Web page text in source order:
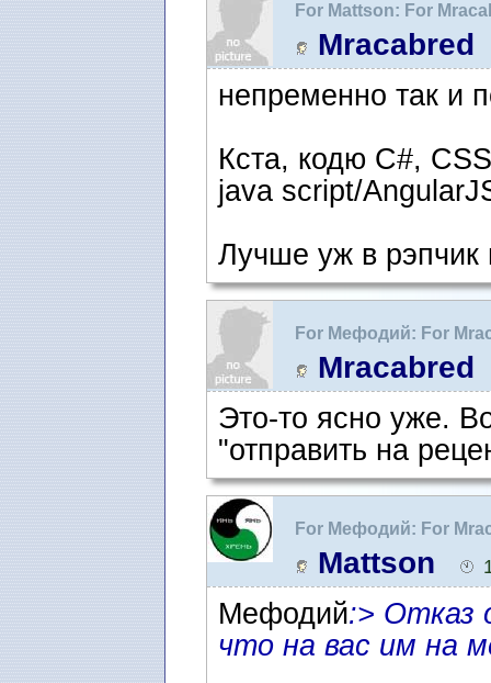
For Mattson: For
рецензию" как
Mracabred
непременно так и
Кста, кодю C#,
java script/
Лучше уж в рэпчик
For Мефодий: For
рецензию" как
Mracabred
Это-то ясно уже.
"отправить на
For Мефодий: For
рецензию" как
Mattson
Мефодий:> Отказ
что на вас им на